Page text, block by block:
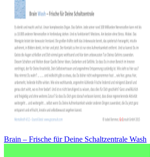
Brain – Frische für Deine Schaltzentrale Wash